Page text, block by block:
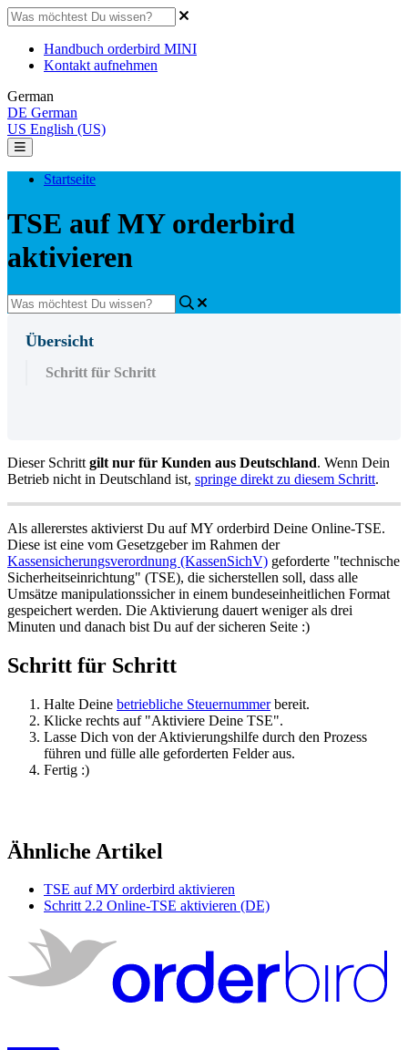
Handbuch orderbird MINI
Kontakt aufnehmen
German
DE German
US English (US)
Startseite
TSE auf MY orderbird
aktivieren
Übersicht
Schritt für Schritt
Dieser Schritt gilt nur für Kunden aus Deutschland. Wenn Dein
Betrieb nicht in Deutschland ist, springe direkt zu diesem Schritt.
Als allererstes aktivierst Du auf MY orderbird Deine Online-TSE.
Diese ist eine vom Gesetzgeber im Rahmen der
Kassensicherungsverordnung (KassenSichV) geforderte "technische
Sicherheitseinrichtung" (TSE), die sicherstellen soll, dass alle
Umsätze manipulationssicher in einem bundeseinheitlichen Format
gespeichert werden. Die Aktivierung dauert weniger als drei
Minuten und danach bist Du auf der sicheren Seite :)
Schritt für Schritt
Halte Deine betriebliche Steuernummerbereit.
Klicke rechts auf "Aktiviere Deine TSE".
Lasse Dich von der Aktivierungshilfe durch den Prozess
führen und fülle alle geforderten Felder aus.
Fertig :)
Ähnliche Artikel
TSE auf MY orderbird aktivieren
Schritt 2.2 Online-TSE aktivieren (DE)